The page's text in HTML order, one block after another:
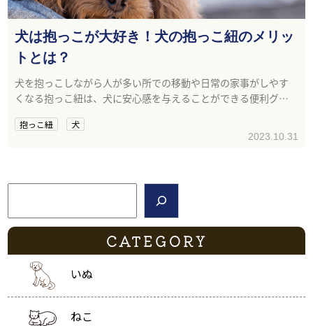
犬は抱っこが大好き！犬の抱っこ紐のメリッ
トとは？
犬を抱っこしながら人が多い所での移動や日常の家事がしやす
くなる抱っこ紐は、犬に安心感を与えることができる便利グッ
抱っこ紐 犬
2023.10.31
検索
CATEGORY
いぬ
ねこ